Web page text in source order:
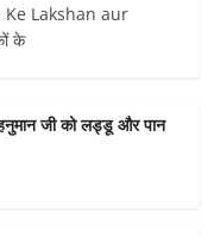
Ke Lakshan aur
के
जी को लड्डू और पान